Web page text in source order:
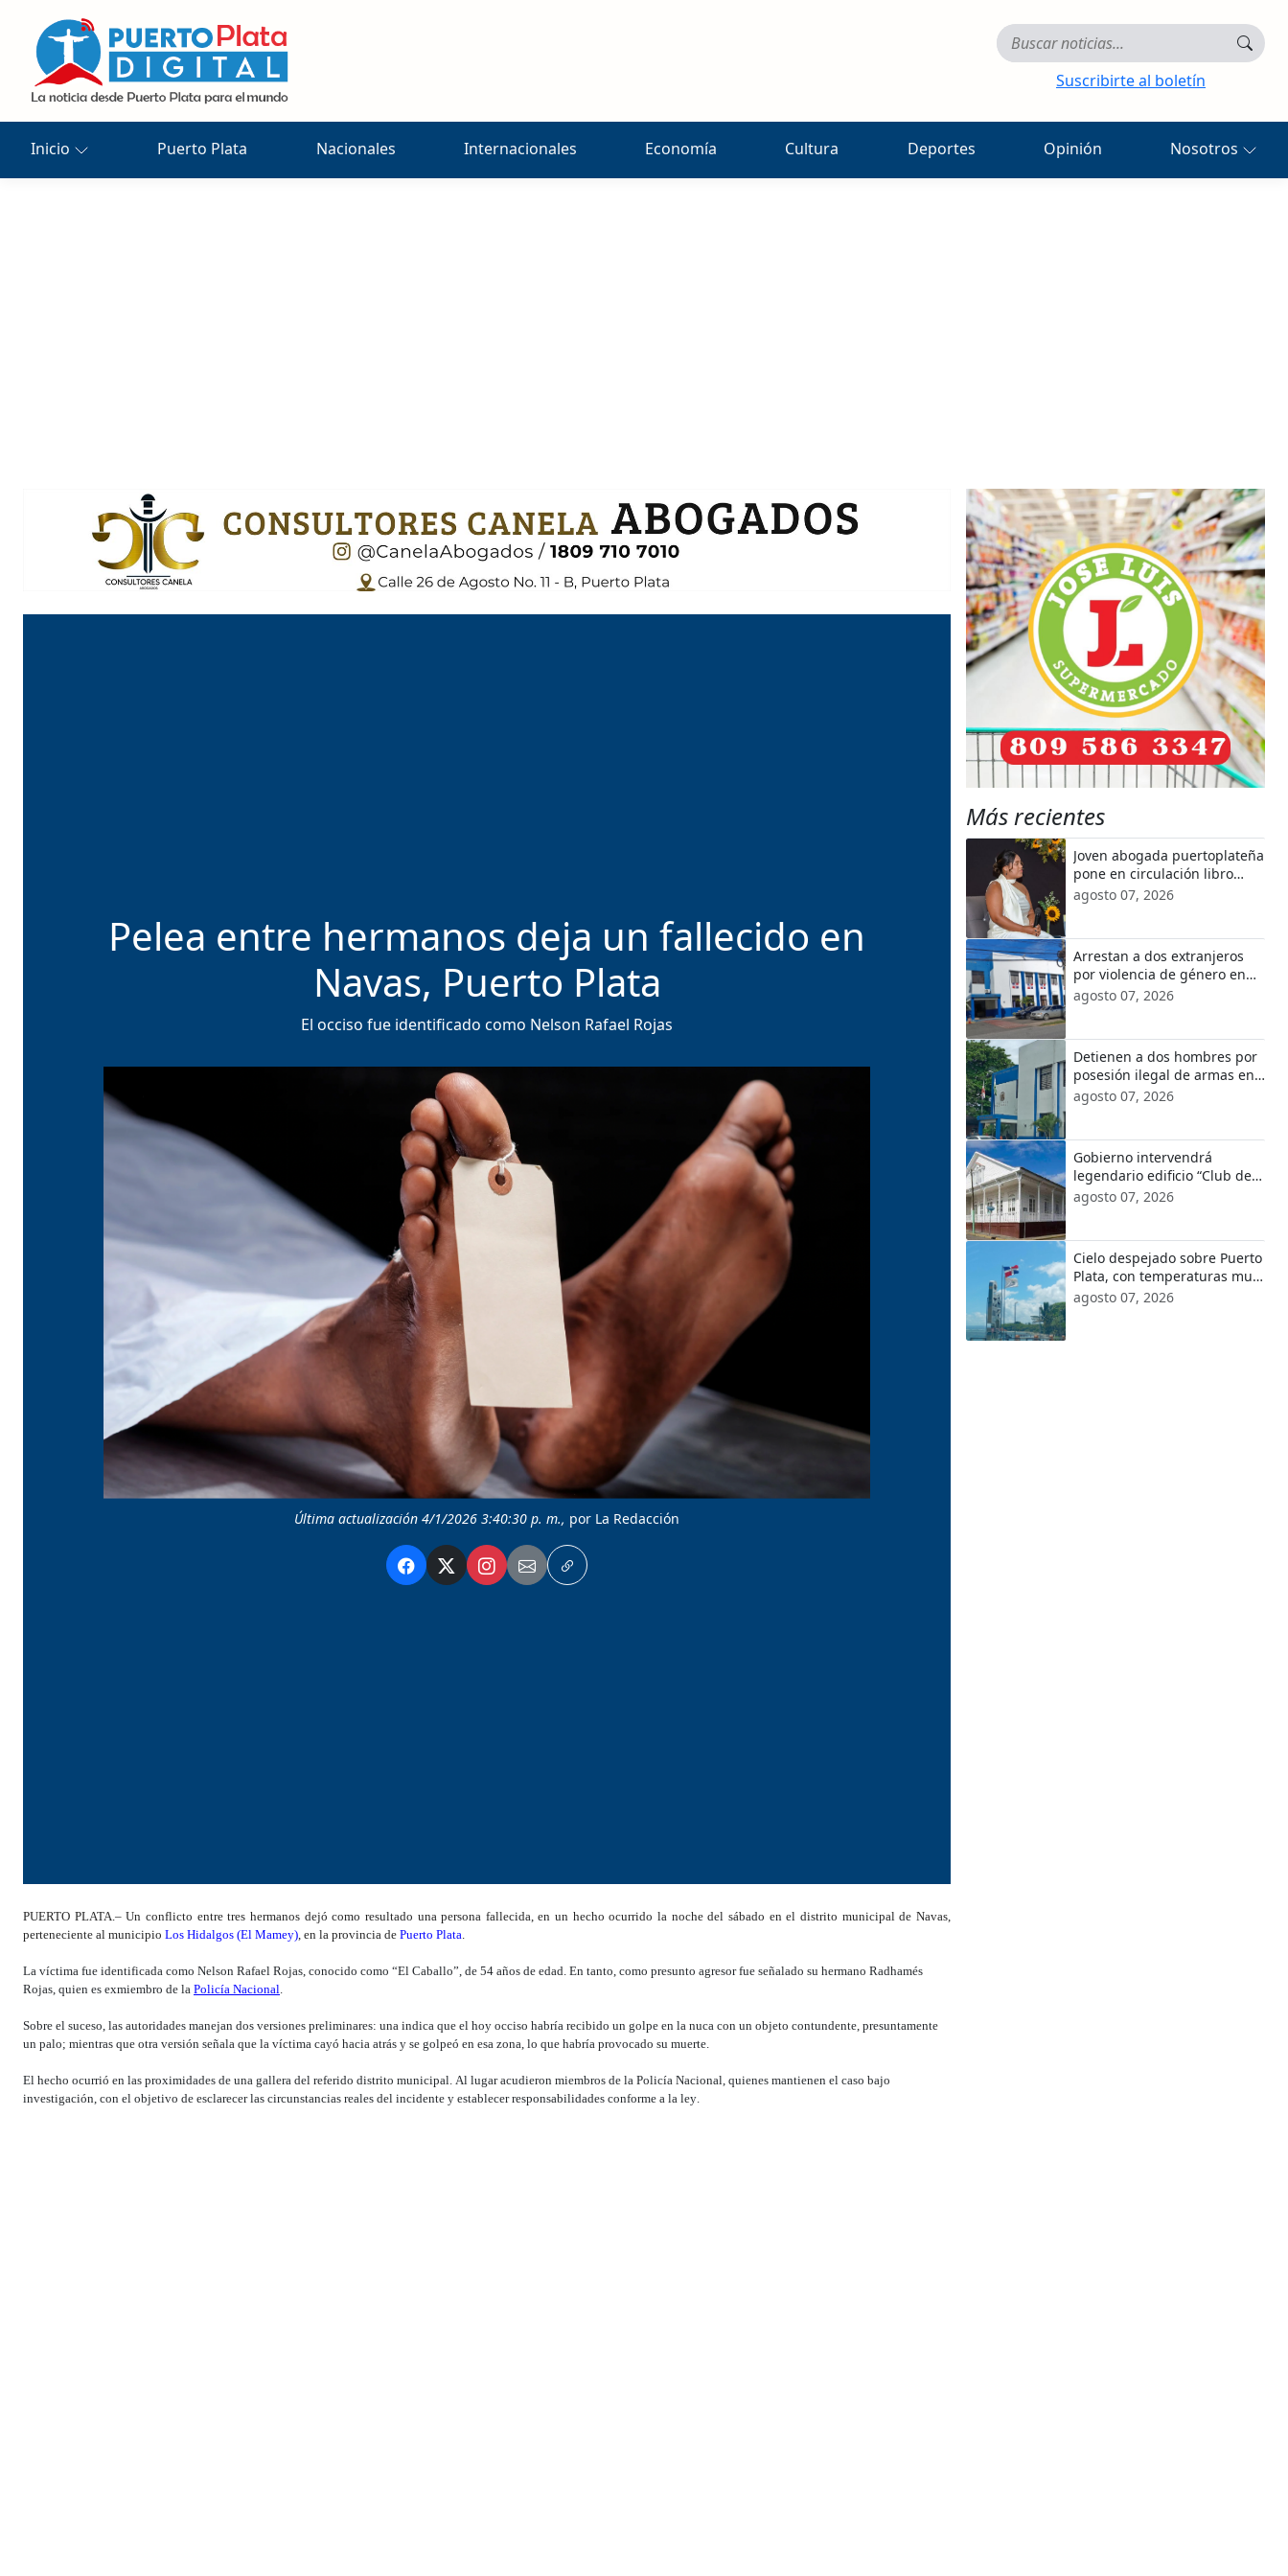
Suscribirte al boletín
Inicio Puerto Plata Nacionales Internacionales Economía Cultura Deportes Opinión Nosotros
Pelea entre hermanos deja un fallecido en
Navas, Puerto Plata
El occiso fue identificado como Nelson Rafael Rojas
Última actualización 4/1/2026 3:40:30 p. m., por La Redacción
PUERTO PLATA.– Un conflicto entre tres hermanos dejó como resultado una persona fallecida, en un hecho ocurrido la noche del sábado en el distrito municipal de Navas,
perteneciente al municipio Los Hidalgos (El Mamey), en la provincia de Puerto Plata.
La víctima fue identificada como Nelson Rafael Rojas, conocido como “El Caballo”, de 54 años de edad. En tanto, como presunto agresor fue señalado su hermano Radhamés
Rojas, quien es exmiembro de la Policía Nacional.
Sobre el suceso, las autoridades manejan dos versiones preliminares: una indica que el hoy occiso habría recibido un golpe en la nuca con un objeto contundente, presuntamente
un palo; mientras que otra versión señala que la víctima cayó hacia atrás y se golpeó en esa zona, lo que habría provocado su muerte.
El hecho ocurrió en las proximidades de una gallera del referido distrito municipal. Al lugar acudieron miembros de la Policía Nacional, quienes mantienen el caso bajo
investigación, con el objetivo de esclarecer las circunstancias reales del incidente y establecer responsabilidades conforme a la ley.
Más recientes
Joven abogada puertoplateña
pone en circulación libro
“Glosario de Terminología
Jurídica”
agosto 07, 2026
Arrestan a dos extranjeros
por violencia de género en
Sosúa y San Felipe de Puerto
Plata
agosto 07, 2026
Detienen a dos hombres por
posesión ilegal de armas en
localidades de Puerto Plata;
incautan escopeta
agosto 07, 2026
Gobierno intervendrá
legendario edificio “Club de
Comercio” en el Centro
Histórico de Puerto Plata
agosto 07, 2026
Cielo despejado sobre Puerto
Plata, con temperaturas muy
calurosas; podrían ocurrir
chubascos
agosto 07, 2026